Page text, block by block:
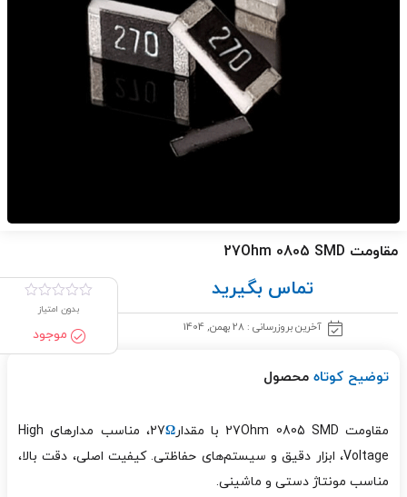
مقاومت 27Ohm 0805 SMD
تماس بگیرید
آخرین بروزرسانی : 28 بهمن, 1404
بدون امتیاز
موجود
توضیح کوتاه محصول
مقاومت 27Ohm 0805 SMD با مقدار27 Ω
، مناسب مدارهای High
Voltage، ابزار دقیق و سیستم‌های حفاظتی. کیفیت اصلی، دقت بالا،
مناسب مونتاژ دستی و ماشینی.